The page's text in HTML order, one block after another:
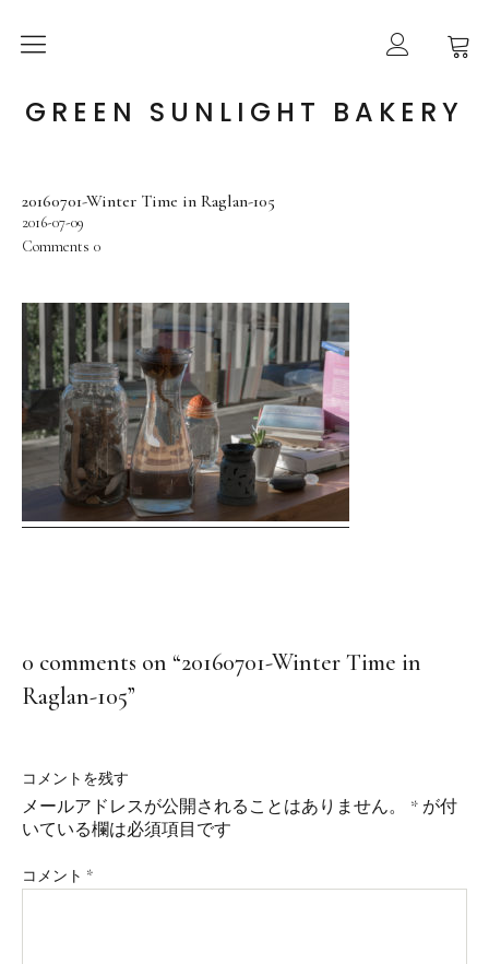
GREEN SUNLIGHT BAKERY
ABOUT US
GUIDE
CONTACT
20160701-Winter Time in Raglan-105
2016-07-09
Comments 0
0 comments on “20160701-Winter Time in
Raglan-105”
コメントを残す
メールアドレスが公開されることはありません。 * が付
いている欄は必須項目です
コメント *